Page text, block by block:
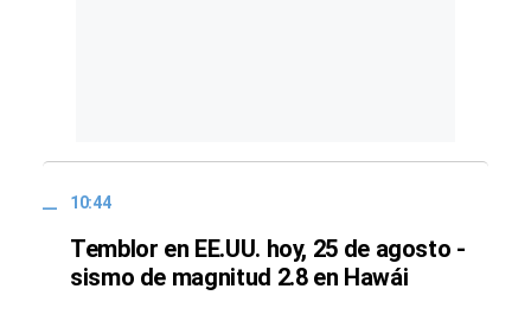
10:44
Temblor en EE.UU. hoy, 25 de agosto -
sismo de magnitud 2.8 en Hawái